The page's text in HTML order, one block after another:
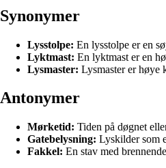
Synonymer
Lysstolpe: En lysstolpe er en
Lyktmast: En lyktmast er en
Lysmaster: Lysmaster er høye
Antonymer
Mørketid: Tiden på døgnet
Gatebelysning: Lyskilder som
Fakkel: En stav med